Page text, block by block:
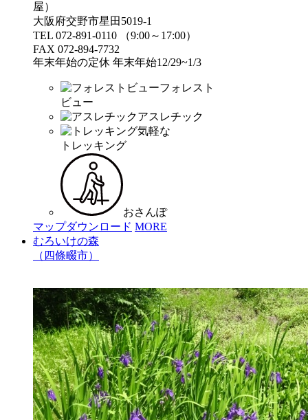
屋）
大阪府交野市星田5019-1
TEL 072-891-0110 （9:00～17:00）
FAX 072-894-7732
年末年始の定休 年末年始12/29~1/3
フォレスト
ビュー
アスレチック
気軽な
トレッキング
おさんぽ
マップダウンロード MORE
むろいけの森
（四條畷市）